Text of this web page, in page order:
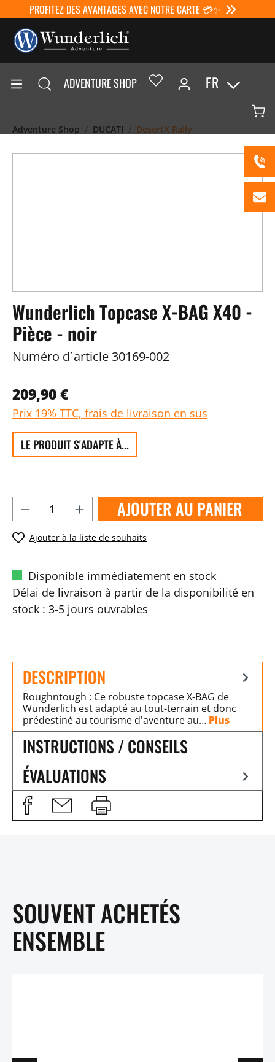
PROFITEZ DES AVANTAGES AVEC NOTRE CARTE 💳✨
ADVENTURE SHOP FR
Adventure Shop DUCATI DesertX Rally
Wunderlich Topcase X-BAG X40 -
Pièce - noir
Numéro d´article 30169-002
209,90 €
Prix 19% TTC, frais de livraison en sus
LE PRODUIT S'ADAPTE À...
AJOUTER AU PANIER
Ajouter à la liste de souhaits
Disponible immédiatement en stock
Délai de livraison à partir de la disponibilité en
stock : 3-5 jours ouvrables
DESCRIPTION
Roughntough : Ce robuste topcase X-BAG de
Wunderlich est adapté au tout-terrain et donc
prédestiné au tourisme d'aventure au… Plus
INSTRUCTIONS / CONSEILS
ÉVALUATIONS
SOUVENT ACHETÉS
ENSEMBLE